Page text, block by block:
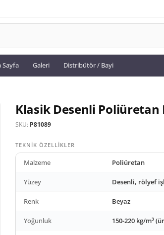
Sayfa Galeri Distribütör / Bayi
Klasik Desenli
SKU: P81089
TEKNIK ÖZELLIKLER
Malzeme Poliüretan
Yüzey Desenli, rölyef
Renk Beyaz
Yoğunluk 150-220 kg/m³